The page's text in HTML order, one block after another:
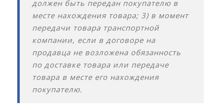
должен быть передан покупателю в
месте нахождения товара; 3) в момент
передачи товара транспортной
компании, если в договоре на
продавца не возложена обязанность
по доставке товара или передаче
товара в месте его нахождения
покупателю.